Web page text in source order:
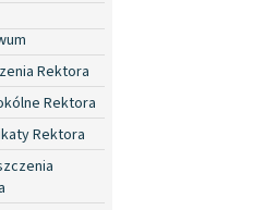
Rektora
Rektora
Rektora